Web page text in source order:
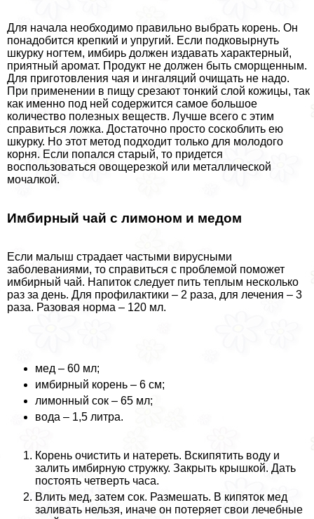
Для начала необходимо правильно выбрать корень. Он
понадобится крепкий и упругий. Если подковырнуть
шкурку ногтем, имбирь должен издавать хаpaктерный,
приятный аромат. Продукт не должен быть сморщенным.
Для приготовления чая и ингаляций очищать не надо.
При применении в пищу срезают тонкий слой кожицы, так
как именно под ней содержится самое большое
количество полезных веществ. Лучше всего с этим
справиться ложка. Достаточно просто соскоблить ею
шкурку. Но этот метод подходит только для молодого
корня. Если попался старый, то придется
воспользоваться овощерезкой или металлической
мочалкой.
Имбирный чай с лимоном и медом
Если малыш страдает частыми вирусными
заболеваниями, то справиться с проблемой поможет
имбирный чай. Напиток следует пить теплым несколько
раз за день. Для профилактики – 2 раза, для лечения – 3
раза. Разовая норма – 120 мл.
мед – 60 мл;
имбирный корень – 6 см;
лимонный сок – 65 мл;
вода – 1,5 литра.
Корень очистить и натереть. Вскипятить воду и
залить имбирную стружку. Закрыть крышкой. Дать
постоять четверть часа.
Влить мед, затем сок. Размешать. В кипяток мед
заливать нельзя, иначе он потеряет свои лечебные